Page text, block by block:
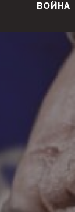
ВОЙНА